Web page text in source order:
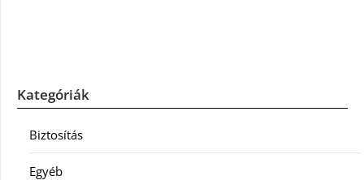
Kategóriák
Biztosítás
Egyéb